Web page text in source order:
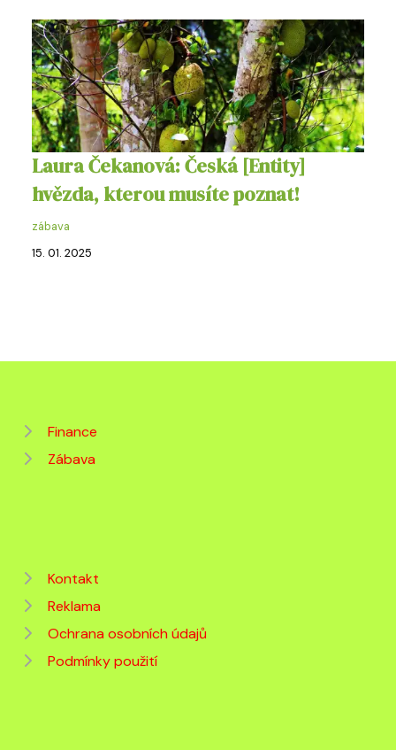
Laura Čekanová: Česká [Entity]
hvězda, kterou musíte poznat!
zábava
15. 01. 2025
Finance
Zábava
Kontakt
Reklama
Ochrana osobních údajů
Podmínky použití